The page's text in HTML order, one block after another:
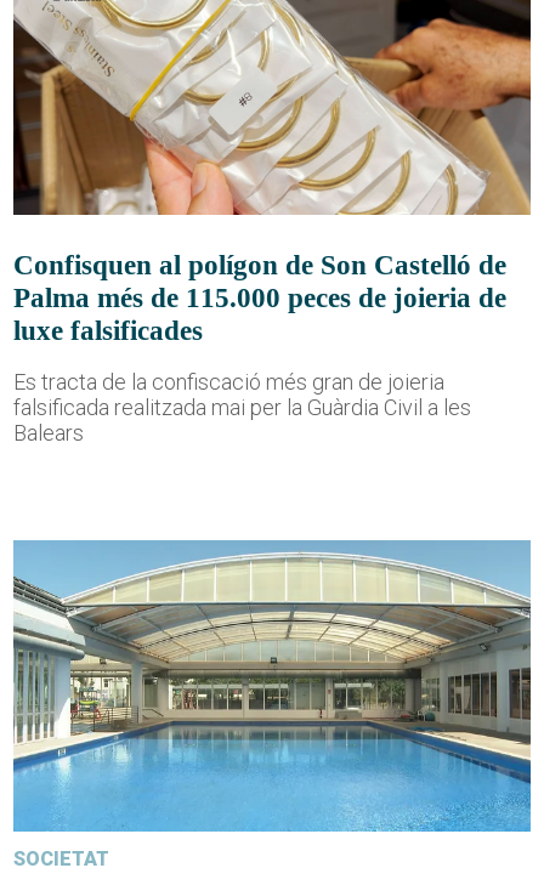
Confisquen al polígon de Son Castelló de
Palma més de 115.000 peces de joieria de
luxe falsificades
Es tracta de la confiscació més gran de joieria
falsificada realitzada mai per la Guàrdia Civil a les
Balears
SOCIETAT